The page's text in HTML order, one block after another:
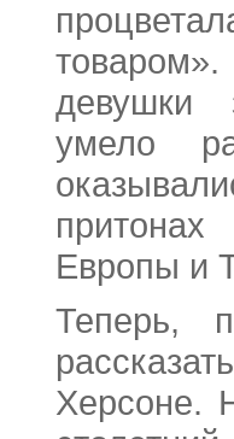
девушки
умело
Европы и
Теперь,
Херсоне.